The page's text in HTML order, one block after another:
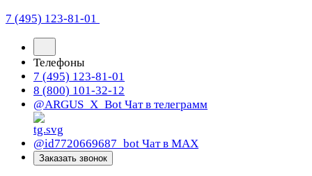
7 (495) 123-81-01
Телефоны
7 (495) 123-81-01
8 (800) 101-32-12
@ARGUS_X_Bot Чат в телеграмм
@id7720669687_bot Чат в МАХ
Заказать звонок